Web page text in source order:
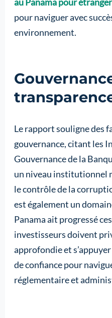
pour naviguer avec
environnement.
Le rapport souligne des
gouvernance, citant les
Gouvernance de la
un niveau institutionnel
le contrôle de la
est également un
Panama ait progressé
investisseurs doivent
approfondie et
de confiance pour
réglementaire et